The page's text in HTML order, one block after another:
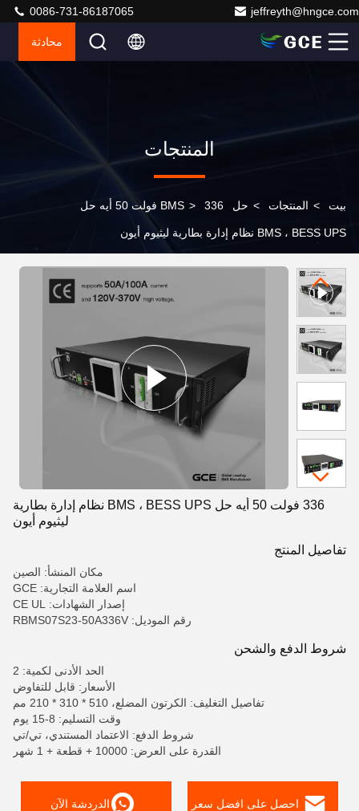
jeffreyth@hngce.com
0086-731-86187065
محادثة
المنتجات
بيت > المنتجات > حل BMS > 336 فولت 50 أيه حل
BMS ، BESS UPS نظام إدارة بطارية ليثيوم أيون
336 فولت 50 أيه حل BMS ، BESS UPS نظام إدارة بطارية
ليثيوم أيون
تفاصيل المنتج
مكان المنشأ: الصين
اسم العلامة التجارية: GCE
إصدار الشهادات: CE UL
رقم الموديل: RBMS07S23-50A336V
شروط الدفع والشحن
الحد الأدنى لكمية: 2
الأسعار: قابل للتفاوض
تفاصيل التغليف: الكرتون المضلع، 510 * 310 * 210 مم
وقت التسليم: 8-15 يوم
شروط الدفع: الاعتماد المستندي، تي/تي
القدرة على العرض: 10000 + قطعة + 1 شهر
احصل على افضل سعر الدردشة الآن